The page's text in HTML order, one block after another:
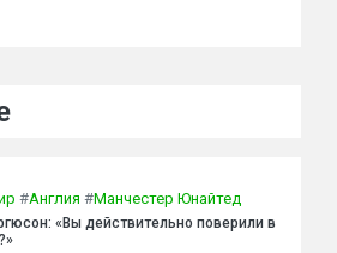
#Англия #Манчестер Юнайтед
«Вы действительно поверили в